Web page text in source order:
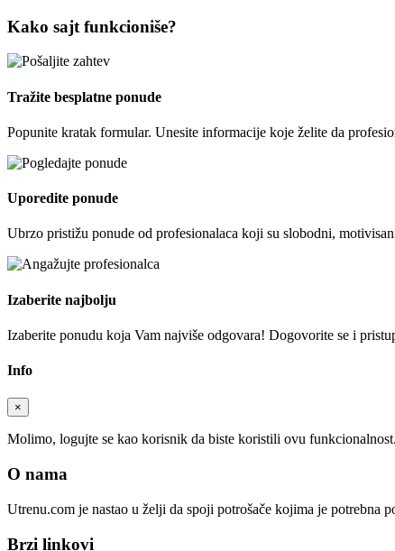
Kako sajt funkcioniše?
Tražite besplatne ponude
Popunite kratak formular. Unesite informacije koje želite da
Uporedite ponude
Ubrzo pristižu ponude od profesionalaca koji su slobodni,
Izaberite najbolju
Izaberite ponudu koja Vam najviše odgovara! Dogovorite se i
Info
×
Molimo, logujte se kao korisnik da biste koristili ovu funkcionalnost.
O nama
Utrenu.com je nastao u želji da spoji potrošače kojima je
Brzi linkovi